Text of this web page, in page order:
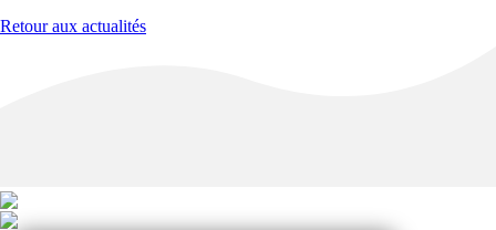
Retour aux actualités